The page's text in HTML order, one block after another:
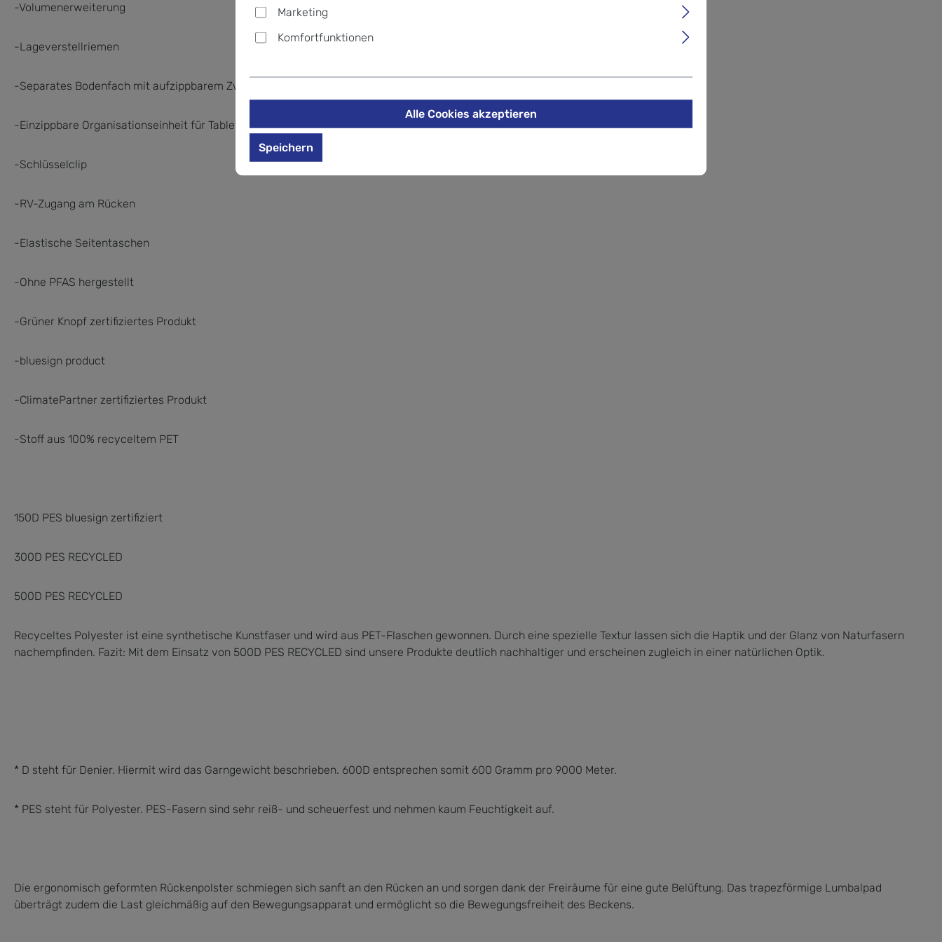
-Volumenerweiterung
-Lageverstellriemen
-Separates Bodenfach mit aufzippbarem Zwischenboden
-Einzippbare Organisationseinheit für Tablets, Dokumente und verstärktem -Laptopfach (16 Zoll)
-Schlüsselclip
-RV-Zugang am Rücken
-Elastische Seitentaschen
-Ohne PFAS hergestellt
-Grüner Knopf zertifiziertes Produkt
-bluesign product
-ClimatePartner zertifiziertes Produkt
-Stoff aus 100% recyceltem PET
150D PES bluesign zertifiziert
300D PES RECYCLED
500D PES RECYCLED
Recyceltes Polyester ist eine synthetische Kunstfaser und wird aus PET-Flaschen gewonnen. Durch eine spezielle Textur lassen sich die Haptik und der Glanz von Naturfasern
nachempfinden. Fazit: Mit dem Einsatz von 500D PES RECYCLED sind unsere Produkte deutlich nachhaltiger und erscheinen zugleich in einer natürlichen Optik.
* D steht für Denier. Hiermit wird das Garngewicht beschrieben. 600D entsprechen somit 600 Gramm pro 9000 Meter.
* PES steht für Polyester. PES-Fasern sind sehr reiß- und scheuerfest und nehmen kaum Feuchtigkeit auf.
Die ergonomisch geformten Rückenpolster schmiegen sich sanft an den Rücken an und sorgen dank der Freiräume für eine gute Belüftung. Das trapezförmige Lumbalpad
überträgt zudem die Last gleichmäßig auf den Bewegungsapparat und ermöglicht so die Bewegungsfreiheit des Beckens.
Marketing
Komfortfunktionen
Alle Cookies akzeptieren
Speichern